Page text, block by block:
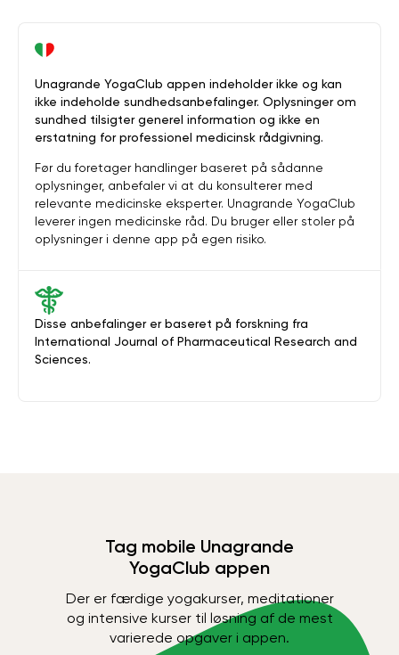
Disse anbefalinger er baseret på forskning fra
International Journal of Pharmaceutical Research and
Sciences.
Unagrande YogaClub appen indeholder ikke og kan
ikke indeholde sundhedsanbefalinger. Oplysninger om
sundhed tilsigter generel information og ikke en
erstatning for professionel medicinsk rådgivning.
Før du foretager handlinger baseret på sådanne
oplysninger, anbefaler vi at du konsulterer med
relevante medicinske eksperter. Unagrande YogaClub
leverer ingen medicinske råd. Du bruger eller stoler på
oplysninger i denne app på egen risiko.
Tag mobile Unagrande
YogaClub appen
Der er færdige yogakurser, meditationer
og intensive kurser til løsning af de mest
varierede opgaver i appen.